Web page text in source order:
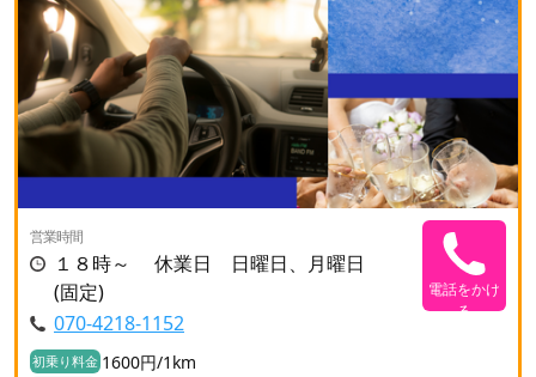
営業時間
１８時～ 休業日 日曜日、月曜日
(固定)
070-4218-1152
初乗り料金 1600円/1km
電話をかけ
る